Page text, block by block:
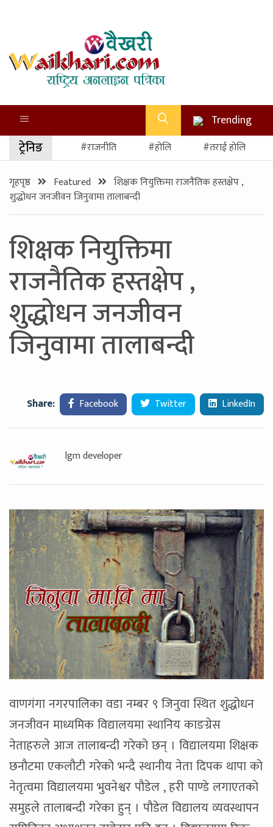
Trending
ट्रेनिङ #राजनीति #होलि #तराई होलि
गृहपृष्ठ Featured
शिक्षक नियुक्तिमा राजनैतिक हस्तक्षेप ,
शुद्धोधन जनजीवन जिनुवामा तालाबन्दी
शिक्षक नियुक्तिमा
राजनैतिक हस्तक्षेप ,
शुद्धोधन जनजीवन
जिनुवामा तालाबन्दी
Share: Facebook Twitter LinkedIn
lgm developer
वाणगंगा नगरपालिका वडा नम्बर ९ जिनुवा स्थित शुद्धोधन
जनजीवन माध्यमिक विद्यालयमा स्थानिय काङग्रेस
नेताहरुले आज तालाबन्दी गरेको छन् । विद्यालयमा शिक्षक
छनौटमा एकलौटी गरेको भन्दै स्थानीय नेता दिपक थापा को
नेतृत्वमा विद्यालयमा भुवनेश्वर पौडेल , हरी पाण्डे लगाएतको
समुहले तालाबन्दी गरेका हुन् । पौडेल विद्यालय व्यवस्थापन